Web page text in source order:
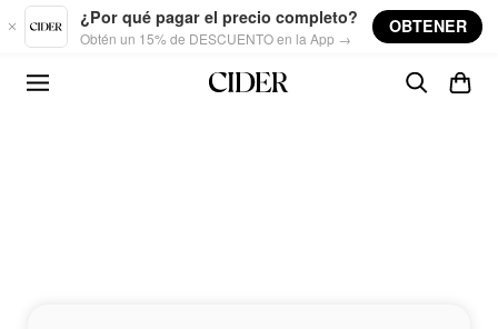
Skip to main content
¿Por qué pagar el precio completo?
Obtén un 15% de DESCUENTO en la App →
OBTENER